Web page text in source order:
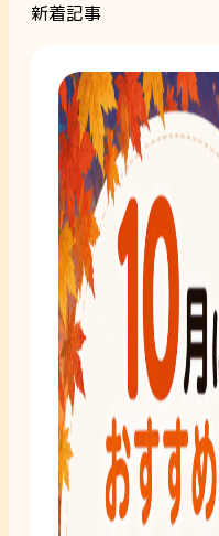
新着記事